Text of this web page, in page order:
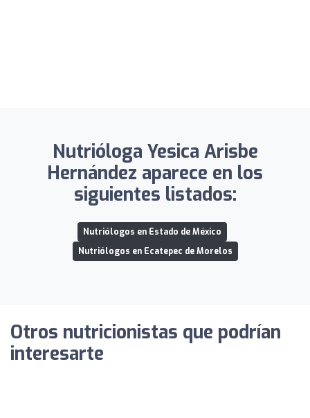
Nutrióloga Yesica Arisbe
Hernández aparece en los
siguientes listados:
Nutriólogos en Estado de México
Nutriólogos en Ecatepec de Morelos
Otros nutricionistas que podrían
interesarte